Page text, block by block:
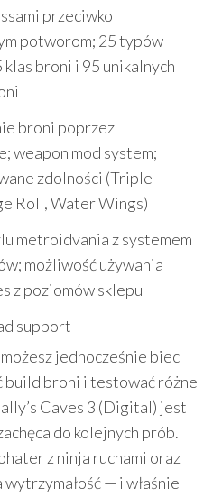
przeciwko
potworom; 25 typów
broni i 95 unikalnych
broni poprzez
weapon mod system;
zdolności (Triple
Roll, Water Wings)
metroidvania z systemem
możliwość używania
z poziomów sklepu
support
jednocześnie biec
build broni i testować różne
Caves 3 (Digital) jest
do kolejnych prób.
z ninja ruchami oraz
— i właśnie